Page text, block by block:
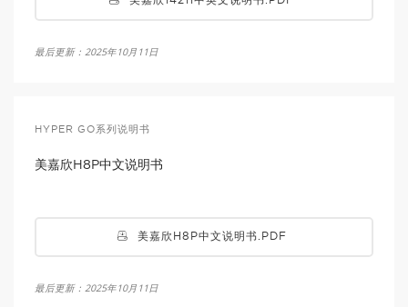
最后更新：2025年10月11日
HYPER GO系列说明书
美嘉欣H8P中文说明书
美嘉欣H8P中文说明书.PDF
最后更新：2025年10月11日